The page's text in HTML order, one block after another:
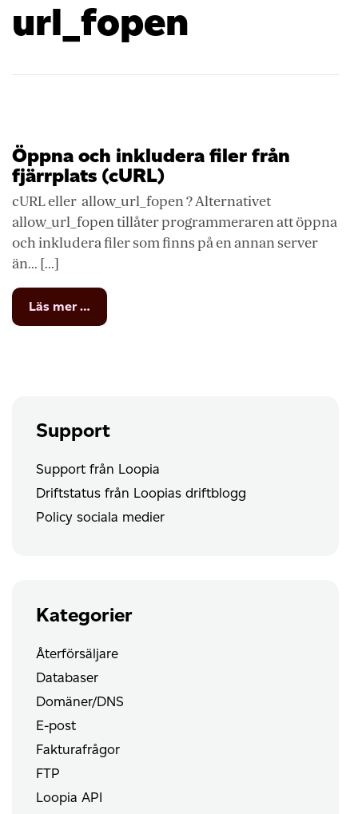
url_fopen
Öppna och inkludera filer från
fjärrplats (cURL)
cURL eller allow_url_fopen ? Alternativet
allow_url_fopen tillåter programmeraren att öppna
och inkludera filer som finns på en annan server
än... [...]
Läs mer …
Öppna
Support
Support från Loopia
Driftstatus från Loopias driftblogg
Policy sociala medier
Kategorier
Återförsäljare
Databaser
Domäner/DNS
E-post
Fakturafrågor
FTP
Loopia API